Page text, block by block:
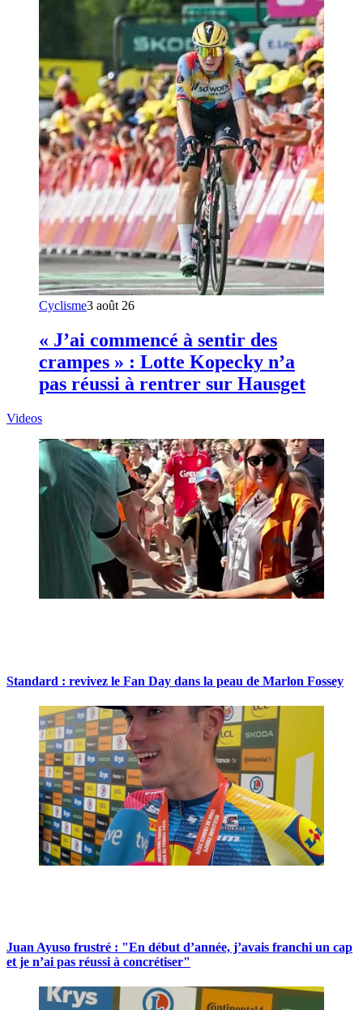
Cyclisme3 août 26
« J’ai commencé à sentir des
crampes » : Lotte Kopecky n’a
pas réussi à rentrer sur Hausget
Videos
Standard : revivez le Fan Day dans la peau de Marlon Fossey
Juan Ayuso frustré : "En début d’année, j’avais franchi un cap
et je n’ai pas réussi à concrétiser"